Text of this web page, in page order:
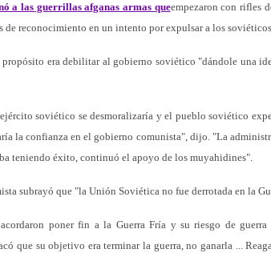
a las guerrillas afganas armas queempezaron con rifles
de reconocimiento en un intento por expulsar a los
propósito era debilitar al gobierno soviético "dándole una
soviético se desmoralizaría y el pueblo soviético
la confianza en el gobierno comunista", dijo. "La
teniendo éxito, continuó el apoyo de los muyahidines".
subrayó que "la Unión Soviética no fue derrotada en la
poner fin a la Guerra Fría y su riesgo de
que su objetivo era terminar la guerra, no ganarla ...